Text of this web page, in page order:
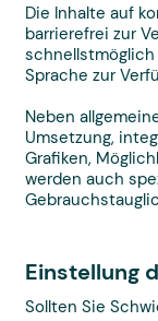
Die Inhalte auf
barrierefrei zur
Sprache zur
Neben
Umsetzung,
Grafiken,
werden auch
Einstellung
Sollten Sie